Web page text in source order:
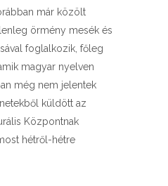
már közölt
örmény mesék és
foglalkozik, főleg
magyar nyelven
még nem jelentek
küldött az
Központnak
hétről-hétre